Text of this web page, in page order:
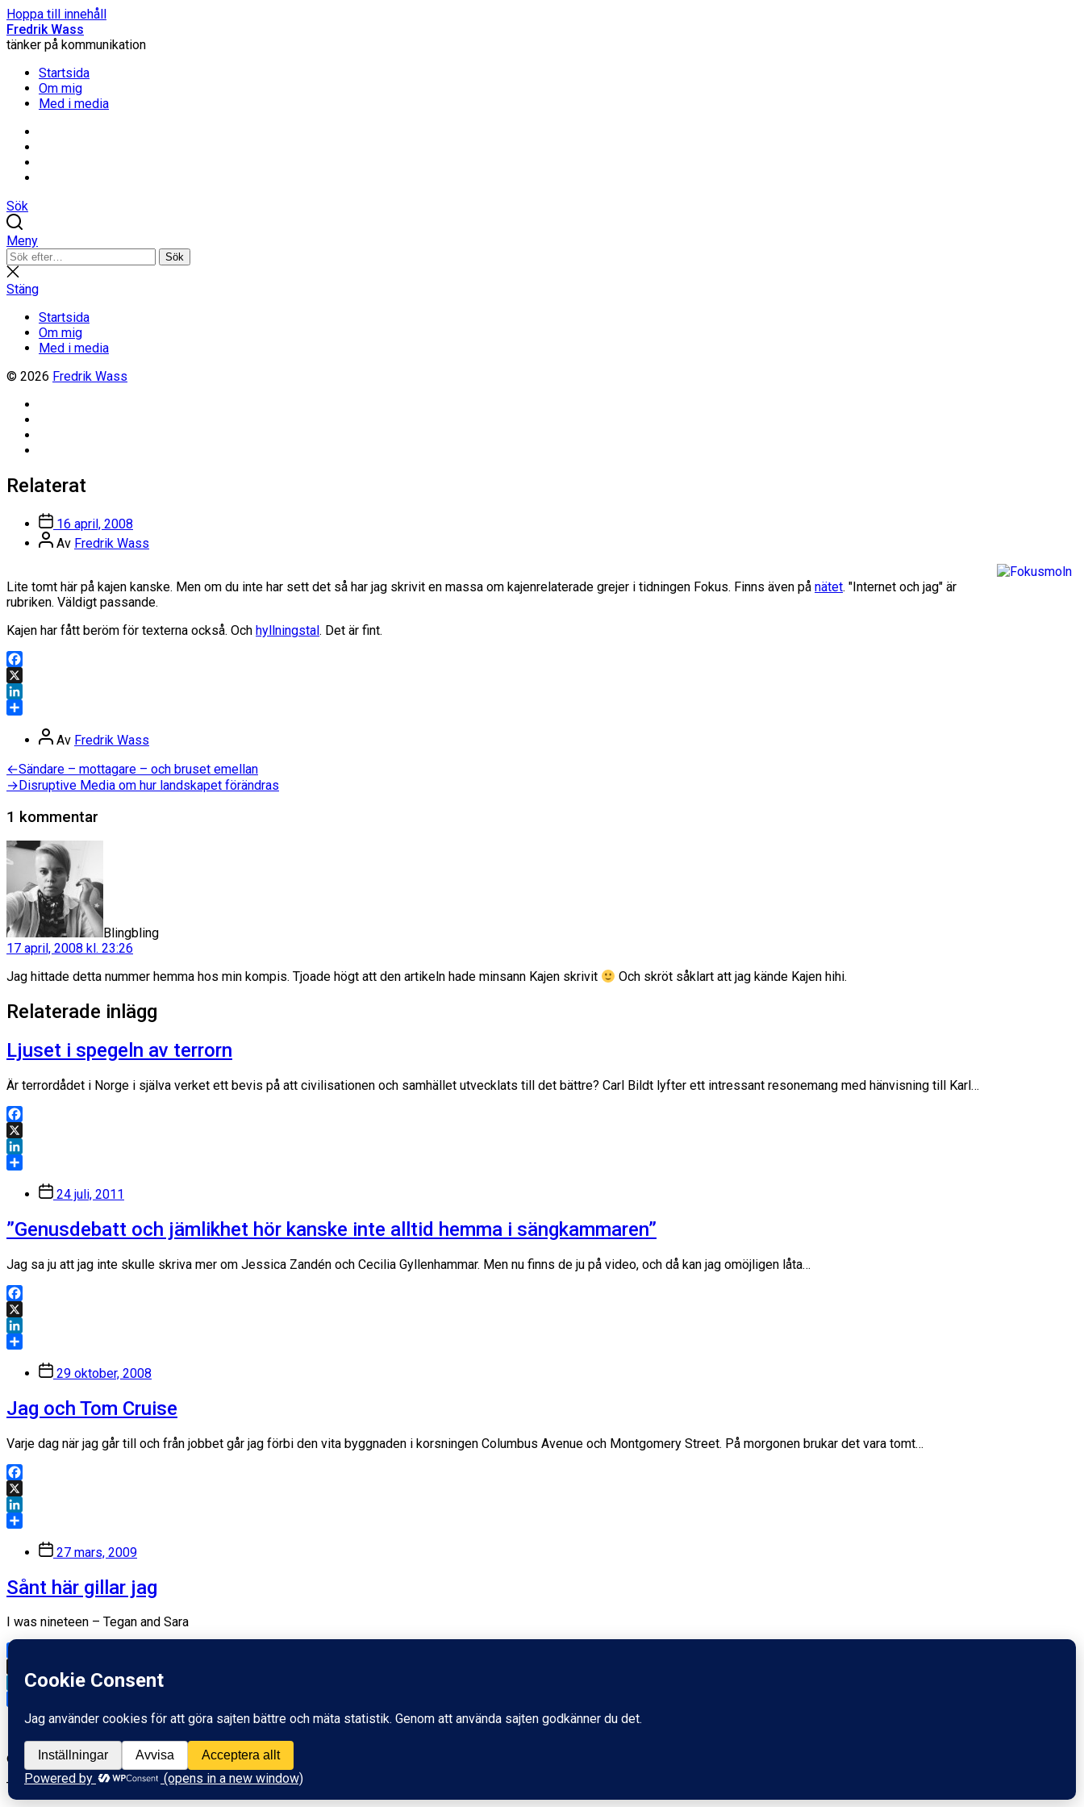
Hoppa till innehåll
Fredrik Wass
tänker på kommunikation
Startsida
Om mig
Med i media
Sök
Meny
Sök
efter:
Sök
Stäng
sökning
Stäng
Startsida
Om mig
Med i media
© 2026 Fredrik Wass
Relaterat
Inläggsdatum
16 april, 2008
Inläggsförfattare
Av Fredrik Wass
Lite tomt här på kajen kanske. Men om du inte har sett det så har jag skrivit en massa om kajenrelaterade grejer i tidningen Fokus. Finns även på nätet. "Internet och jag" är
rubriken. Väldigt passande.
Kajen har fått beröm för texterna också. Och hyllningstal. Det är fint.
Facebook
X
LinkedIn
Inläggsförfattare
Av Fredrik Wass
Inläggsnavigering
←Föregående
inlägg:
Sändare – mottagare – och bruset emellan
→Nästa
Disruptive Media om hur landskapet förändras
1 kommentar
Blingbling
17 april, 2008 kl. 23:26
Jag hittade detta nummer hemma hos min kompis. Tjoade högt att den artikeln hade minsann Kajen skrivit
Och skröt såklart att jag kände Kajen hihi.
Relaterade inlägg
Ljuset i spegeln av terrorn
Är terrordådet i Norge i själva verket ett bevis på att civilisationen och samhället utvecklats till det bättre? Carl Bildt lyfter ett intressant resonemang med hänvisning till Karl…
Facebook
X
LinkedIn
Inläggsdatum
24 juli, 2011
”Genusdebatt och jämlikhet hör kanske inte alltid hemma i sängkammaren”
Jag sa ju att jag inte skulle skriva mer om Jessica Zandén och Cecilia Gyllenhammar. Men nu finns de ju på video, och då kan jag omöjligen låta…
Facebook
X
LinkedIn
Inläggsdatum
29 oktober, 2008
Jag och Tom Cruise
Varje dag när jag går till och från jobbet går jag förbi den vita byggnaden i korsningen Columbus Avenue och Montgomery Street. På morgonen brukar det vara tomt…
Facebook
X
LinkedIn
Inläggsdatum
27 mars, 2009
Sånt här gillar jag
I was nineteen – Tegan and Sara
Dela
Inläggsdatum
© 2026Fredrik Wass
Tema avAnders Norén